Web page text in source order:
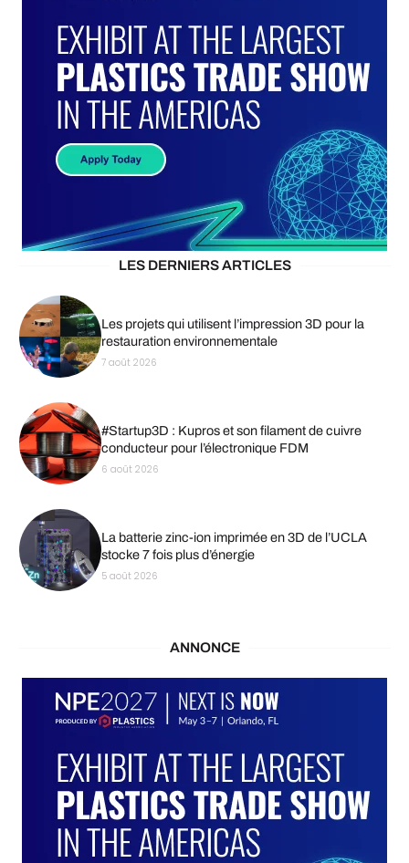
LES DERNIERS ARTICLES
Les projets qui utilisent l’impression 3D pour la
restauration environnementale
7 août 2026
#Startup3D : Kupros et son filament de cuivre
conducteur pour l’électronique FDM
6 août 2026
La batterie zinc-ion imprimée en 3D de l’UCLA
stocke 7 fois plus d’énergie
5 août 2026
ANNONCE